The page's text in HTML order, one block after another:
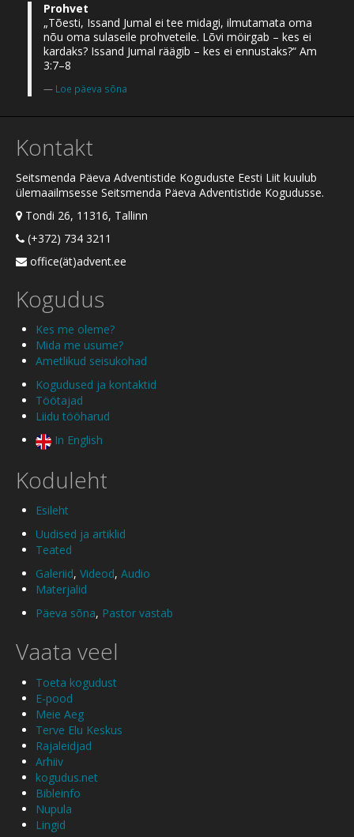
Prohvet
„Tõesti, Issand Jumal ei tee midagi, ilmutamata oma
nõu oma sulaseile prohveteile. Lõvi möirgab – kes ei
kardaks? Issand Jumal räägib – kes ei ennustaks?“ Am
3:7–8
Loe päeva sõna
Kontakt
Seitsmenda Päeva Adventistide Koguduste Eesti Liit kuulub
ülemaailmsesse Seitsmenda Päeva Adventistide Kogudusse.
Tondi 26, 11316, Tallinn
(+372) 734 3211
office(ät)advent.ee
Kogudus
Kes me oleme?
Mida me usume?
Ametlikud seisukohad
Kogudused ja kontaktid
Töötajad
Liidu tööharud
In English
Koduleht
Esileht
Uudised ja artiklid
Teated
Galeriid, Videod, Audio
Materjalid
Päeva sõna, Pastor vastab
Vaata veel
Toeta kogudust
E-pood
Meie Aeg
Terve Elu Keskus
Rajaleidjad
Arhiiv
kogudus.net
Bibleinfo
Nupula
Lingid